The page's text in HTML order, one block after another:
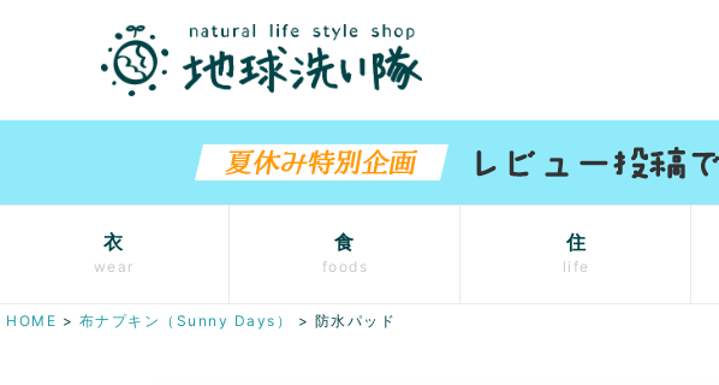
衣
wear
食
foods
住
life
HOME 布ナプキン（Sunny Days） 防水パッド